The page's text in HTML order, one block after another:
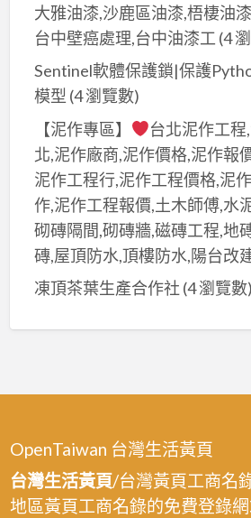
大雅油漆,沙鹿區油漆,梧棲油
台中壁癌處理,台中油漆工 (4
Sentinel軟體保護鎖|保護
模型 (4 瀏覽數)
【泥作專區】
台北泥作工
北,泥作廠商,泥作價格,泥作報
泥作工程行,泥作工程價格,泥
作,泥作工程報價,土木師傅,水
砌磚隔間,砌磚牆,磁磚工程,地
磚,屋頂防水,頂樓防水,陽台改
凍頂茶葉生產合作社 (4 瀏覽數)
OpenTaiwan 台灣生活黃頁
台灣生活黃頁/台灣黃頁工商名
地區黃頁工商名錄的免費登錄